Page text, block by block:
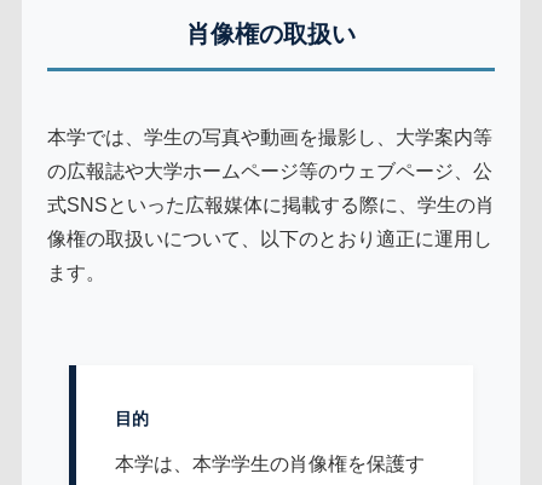
肖像権の取扱い
本学では、学生の写真や動画を撮影し、大学案内等
の広報誌や大学ホームページ等のウェブページ、公
式SNSといった広報媒体に掲載する際に、学生の肖
像権の取扱いについて、以下のとおり適正に運用し
ます。
目的
本学は、本学学生の肖像権を保護す